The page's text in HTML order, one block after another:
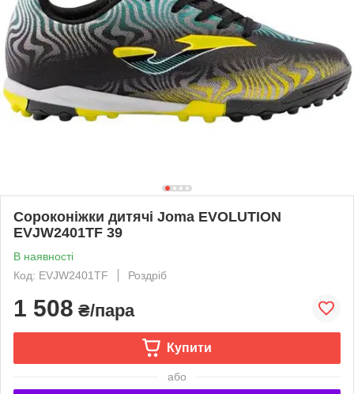
Сороконіжки дитячі Joma EVOLUTION
EVJW2401TF 39
В наявності
Код: EVJW2401TF
Роздріб
1 508 ₴/пара
Купити
або